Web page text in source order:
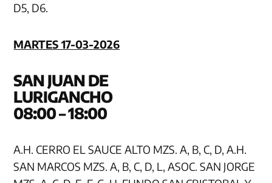
D5, D6.
MARTES 17-03-2026
SAN JUAN DE
08:00 – 18:00
A.H. CERRO EL SAUCE ALTO MZS. A, B, C, D, A.H.
SAN MARCOS MZS. A, B, C, D, L, ASOC. SAN JORGE